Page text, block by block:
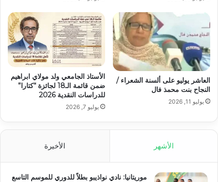
العاشر يوليو على ألسنة الشعراء /
النجاح بنت محمذ فال
يوليو 11, 2026
الأستاذ الجامعي ولد مولاي ابراهيم
ضمن قائمة الـ18 لجائزة “كتارا”
للدراسات النقدية 2026
يوليو 7, 2026
الأشهر الأخيرة
موريتانيا: نادي نواذيبو بطلاً للدوري للموسم التاسع